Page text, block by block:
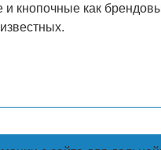
и кнопочные как